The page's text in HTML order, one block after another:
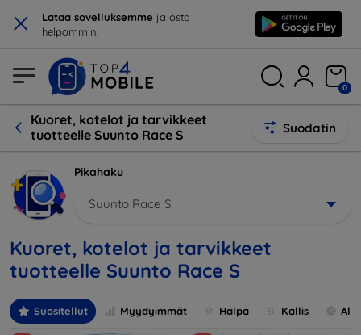
× Lataa sovelluksemme ja osta
helpommin.
0
Kuoret, kotelot ja tarvikkeet
tuotteelle Suunto Race S
Suodatin
Pikahaku
Suunto Race S
Kuoret, kotelot ja tarvikkeet
tuotteelle Suunto Race S
Suositellut Myydyimmät Halpa Kallis